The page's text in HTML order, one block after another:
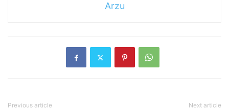
Arzu
Previous article Next article